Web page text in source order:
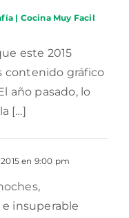
| Cocina Muy Facil
este 2015
contenido gráfico
año pasado, lo
[…]
2015 en 9:00 pm
insuperable